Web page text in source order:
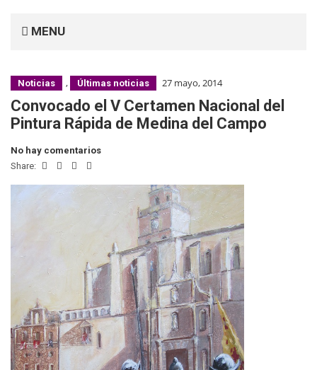
MENU
Noticias , Últimas noticias 27 mayo, 2014
Convocado el V Certamen Nacional del
Pintura Rápida de Medina del Campo
No hay comentarios
Share: